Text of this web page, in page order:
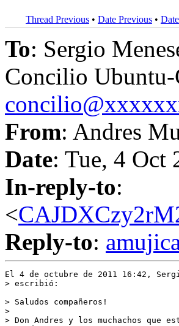
Thread Previous • Date Previous •
To: Sergio
Concilio Ubuntu-
From: Andres
Date: Tue, 4 Oct
In-reply-to:
<
Reply-to:
El 4 de octubre de 2011 16:42, Sergio
> escribió:
> Saludos compañeros!
>
> Don Andres y los muchachos que